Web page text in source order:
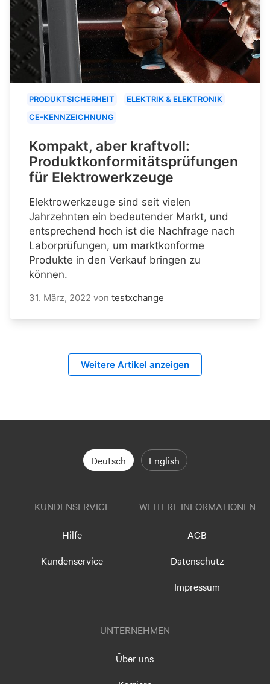
PRODUKTSICHERHEIT
ELEKTRIK & ELEKTRONIK
CE-KENNZEICHNUNG
Kompakt, aber kraftvoll:
Produktkonformitätsprüfungen
für Elektrowerkzeuge
Elektrowerkzeuge sind seit vielen
Jahrzehnten ein bedeutender Markt, und
entsprechend hoch ist die Nachfrage nach
Laborprüfungen, um marktkonforme
Produkte in den Verkauf bringen zu
können.
31. März, 2022 von testxchange
Weitere Artikel anzeigen
Deutsch English
KUNDENSERVICE
Hilfe
Kundenservice
WEITERE INFORMATIONEN
AGB
Datenschutz
Impressum
UNTERNEHMEN
Über uns